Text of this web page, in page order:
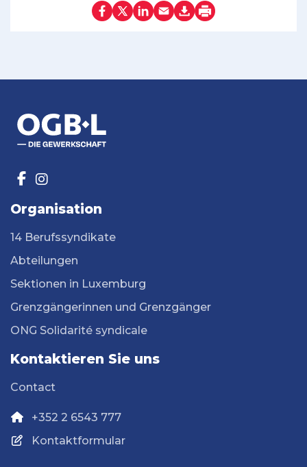
Organisation
14 Berufssyndikate
Abteilungen
Sektionen in Luxemburg
Grenzgängerinnen und Grenzgänger
ONG Solidarité syndicale
Kontaktieren Sie uns
Contact
+352 2 6543 777
Kontaktformular